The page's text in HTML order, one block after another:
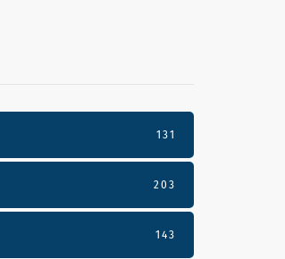
131
203
143